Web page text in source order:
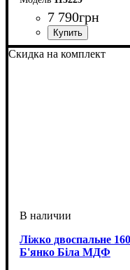
7 790грн
ширина, мм: 900
высота, мм: 2100
глубина, мм: 400
Скидка на комплект
Ліжко двоспальне 160
Б'янко Біла МДФ